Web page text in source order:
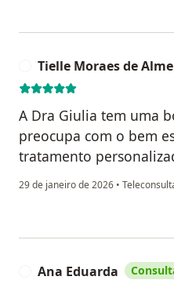
Tielle Moraes de
A Dra Giulia tem uma
preocupa com o bem
tratamento
29 de janeiro de 2026 •
Ana Eduarda